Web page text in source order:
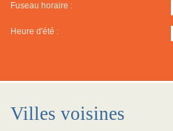
Fuseau horaire :
Heure d'été :
Villes voisines